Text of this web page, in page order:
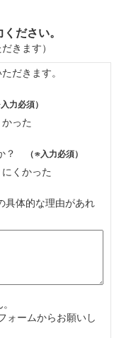
ださい。
きます）
だきます。
入力必須）
った
？ （※入力必須）
くかった
具体的な理由があれ
ォームからお願いし